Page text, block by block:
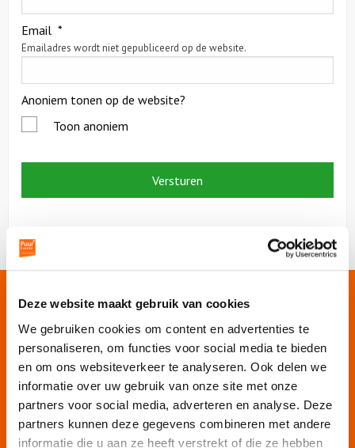
Deze website maakt gebruik van cookies
We gebruiken cookies om content en advertenties te
personaliseren, om functies voor social media te bieden
en om ons websiteverkeer te analyseren. Ook delen we
informatie over uw gebruik van onze site met onze
partners voor social media, adverteren en analyse. Deze
partners kunnen deze gegevens combineren met andere
informatie die u aan ze heeft verstrekt of die ze hebben
Email *
Emailadres wordt niet gepubliceerd op de website.
Anoniem tonen op de website?
Toon anoniem
Onze websites
Puur Events
Puur Feesten
Puur Uitjes
Puur Amsterdam
Puur Rotterdam